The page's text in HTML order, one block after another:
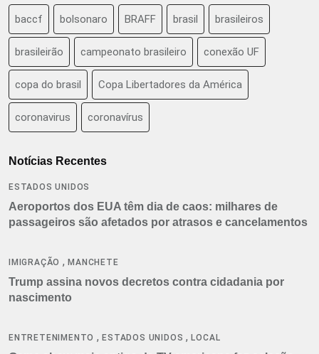
baccf bolsonaro BRAFF brasil brasileiros
brasileirão campeonato brasileiro conexão UF
copa do brasil Copa Libertadores da América
coronavirus coronavírus
Notícias Recentes
ESTADOS UNIDOS
Aeroportos dos EUA têm dia de caos: milhares de
passageiros são afetados por atrasos e cancelamentos
IMIGRAÇÃO ,MANCHETE
Trump assina novos decretos contra cidadania por
nascimento
ENTRETENIMENTO ,ESTADOS UNIDOS ,LOCAL